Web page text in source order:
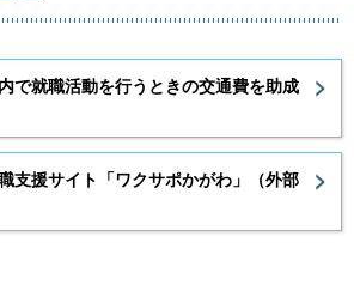
で就職活動を行うときの交通費を助成
支援サイト「ワクサポかがわ」（外部